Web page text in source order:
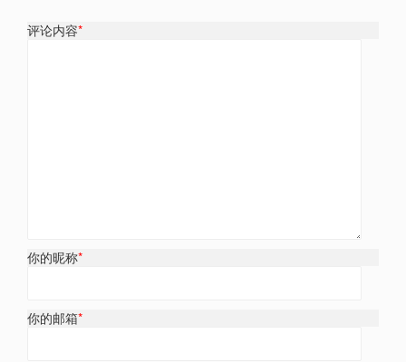
评论内容*
你的昵称*
你的邮箱*